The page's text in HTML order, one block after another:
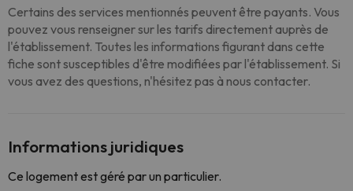
Certains des services mentionnés peuvent être payants. Vous
pouvez vous renseigner sur les tarifs directement auprès de
l'établissement. Toutes les informations figurant dans cette
fiche sont susceptibles d'être modifiées par l'établissement. Si
vous avez des questions, n'hésitez pas à nous contacter.
Informations juridiques
Ce logement est géré par un particulier.